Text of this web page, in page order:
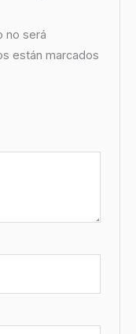
no será
están marcados